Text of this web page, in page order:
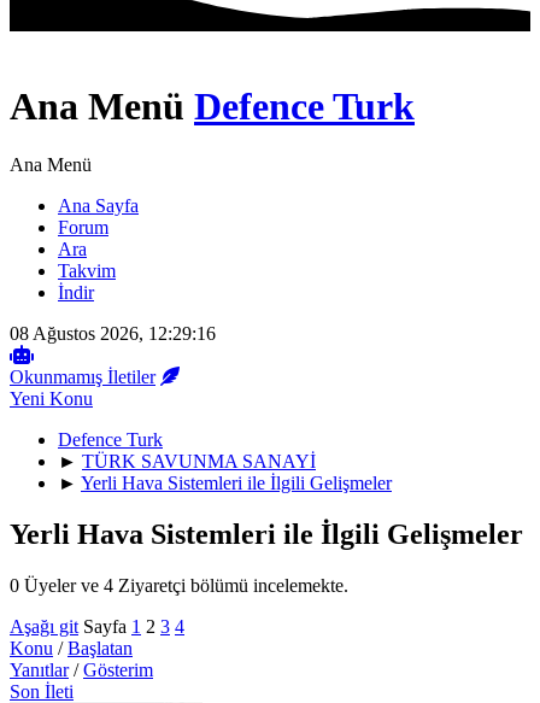
Ana Menü Defence Turk
Ana Menü
Ana Sayfa
Forum
Ara
Takvim
İndir
08 Ağustos 2026, 12:29:16
Okunmamış İletiler
Yeni Konu
Defence Turk
► TÜRK SAVUNMA SANAYİ
► Yerli Hava Sistemleri ile İlgili Gelişmeler
Yerli Hava Sistemleri ile İlgili Gelişmeler
0 Üyeler ve 4 Ziyaretçi bölümü incelemekte.
Aşağı git Sayfa 1 2 3 4
Konu /Başlatan
Yanıtlar/Gösterim
Son İleti